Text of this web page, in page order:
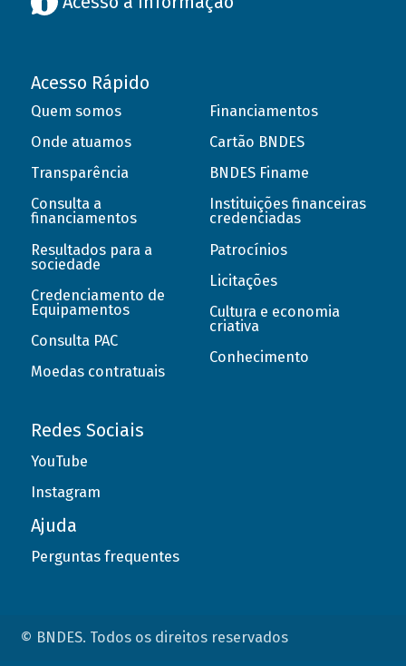
Acesso Rápido
Quem somos
Onde atuamos
Transparência
Consulta a
financiamentos
Resultados para a
sociedade
Credenciamento de
Equipamentos
Consulta PAC
Moedas contratuais
Financiamentos
Cartão BNDES
BNDES Finame
Instituições financeiras
credenciadas
Patrocínios
Licitações
Cultura e economia
criativa
Conhecimento
Redes Sociais
YouTube
Instagram
Ajuda
Perguntas frequentes
© BNDES. Todos os direitos reservados